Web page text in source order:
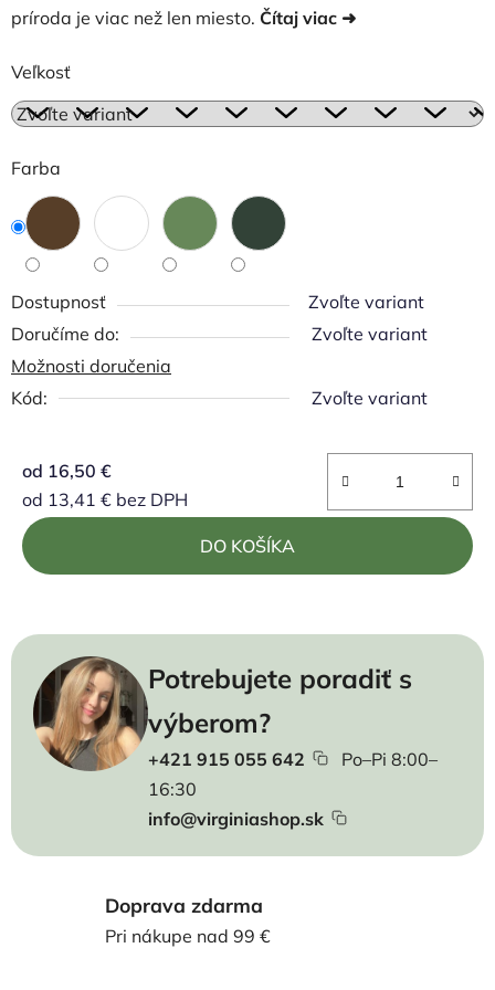
príroda je viac než len miesto. Čítaj viac ➜
Veľkosť
Farba
Dostupnosť
Zvoľte variant
Zvoľte variant
Možnosti doručenia
Kód:
Zvoľte variant
od 16,50 €
od 13,41 € bez DPH
Jednotková cena:
DO KOŠÍKA
Potrebujete poradiť s
výberom?
+421 915 055 642
Po–Pi 8:00–
16:30
info@virginiashop.sk
Doprava zdarma
Pri nákupe nad 99 €